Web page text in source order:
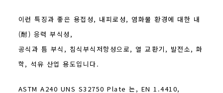
이런 특징과 좋은 용접성, 내피로성, 염화물 환경에 대한 내
(耐) 응력 부식성,
공식과 틈 부식, 침식부식저항성으로, 열 교환기, 발전소, 화
학, 석유 산업 용도입니다.
ASTM A240 UNS S32750 Plate 는, EN 1.4410,